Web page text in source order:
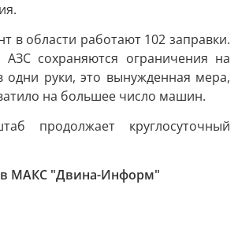
в области работают 102 заправки.
сохраняются ограничения на
одни руки, это вынужденная мера,
на большее число машин.
продолжает круглосуточный
в МАКС "Двина-Информ"